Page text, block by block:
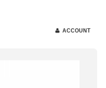
ACCOUNT